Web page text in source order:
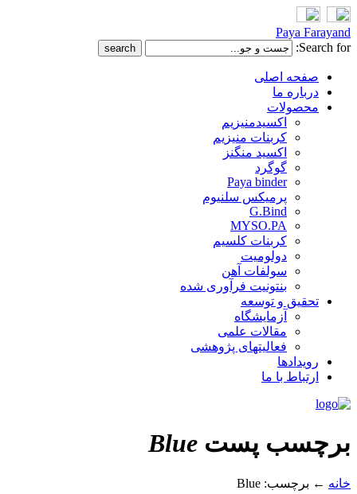
Paya Farayand
Search for:
صفحه اصلی
درباره ما
محصولات
اکسیدمنیزیم
کربنات منیزیم
اکسید منگنز
گوگرد
Paya binder
پرمیکس سلنیوم
G.Bind
MYSO.PA
کربنات کلسیم
دولومیت
سولفات آهن
بنتونیت فرآوری شده
تحقیق و توسعه
آزمایشگاه
مقالات علمی
فعالیتهای پژوهشی
رویدادها
ارتباط با ما
برچسب پست Blue
خانه ← برچسب: Blue